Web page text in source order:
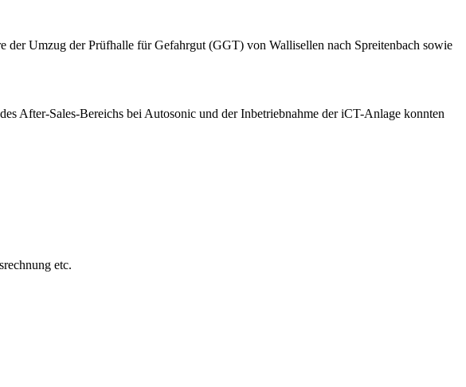
der Umzug der Prüfhalle für Gefahrgut (GGT) von Wallisellen nach Spreitenbach sowie
After-Sales-Bereichs bei Autosonic und der Inbetriebnahme der iCT-Anlage konnten
etc.